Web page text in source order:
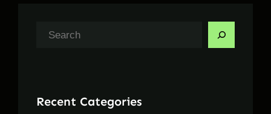
Recent Categories